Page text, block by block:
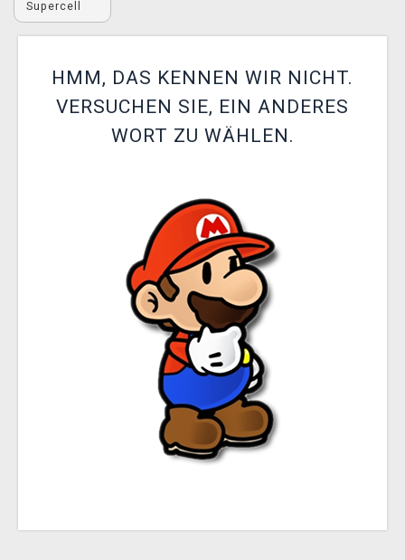
XZONE CLUB
Supercell
HMM, DAS KENNEN WIR NICHT.
VERSUCHEN SIE, EIN ANDERES
WORT ZU WÄHLEN.